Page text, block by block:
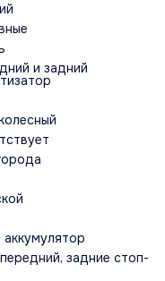
и задний
аккумулятор
задние стоп-